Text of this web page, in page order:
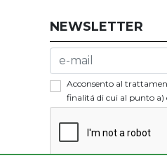
NEWSLETTER
Acconsento al
finalitá di cui al punto a)